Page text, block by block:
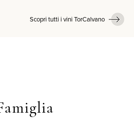
Scopri tutti i vini TorCalvano